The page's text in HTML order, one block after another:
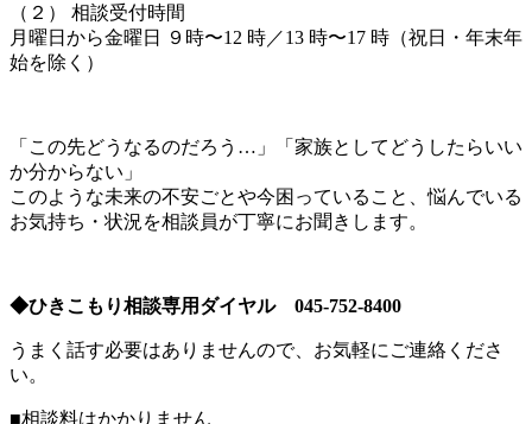
（２） 相談受付時間
⽉曜⽇から⾦曜⽇ ９時〜12 時／13 時〜17 時（祝⽇・年末年
始を除く）
「この先どうなるのだろう…」「家族としてどうしたらいい
か分からない」
このような未来の不安ごとや今困っていること、悩んでいる
お気持ち・状況を相談員が丁寧にお聞きします。
◆ひきこもり相談専⽤ダイヤル 045-752-8400
うまく話す必要はありませんので、お気軽にご連絡くださ
い。
■相談料はかかりません